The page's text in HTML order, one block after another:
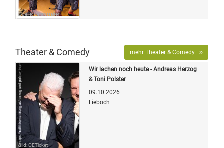
Quelle: Veranstalter
Theater & Comedy mehr Theater & Comedy
Bild: OETicket
Wir lachen noch heute - Andreas Herzog
& Toni Polster
09.10.2026
Lieboch